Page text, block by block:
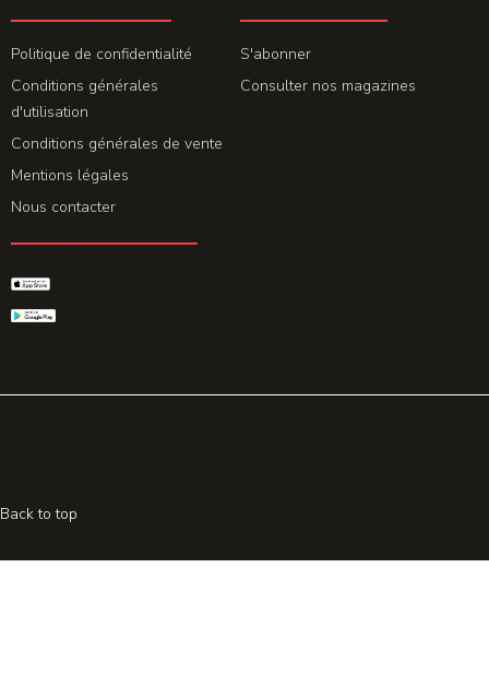
Politique de confidentialité
Conditions générales
d'utilisation
Conditions générales de vente
Mentions légales
Nous contacter
S'abonner
Consulter nos magazines
Back to top